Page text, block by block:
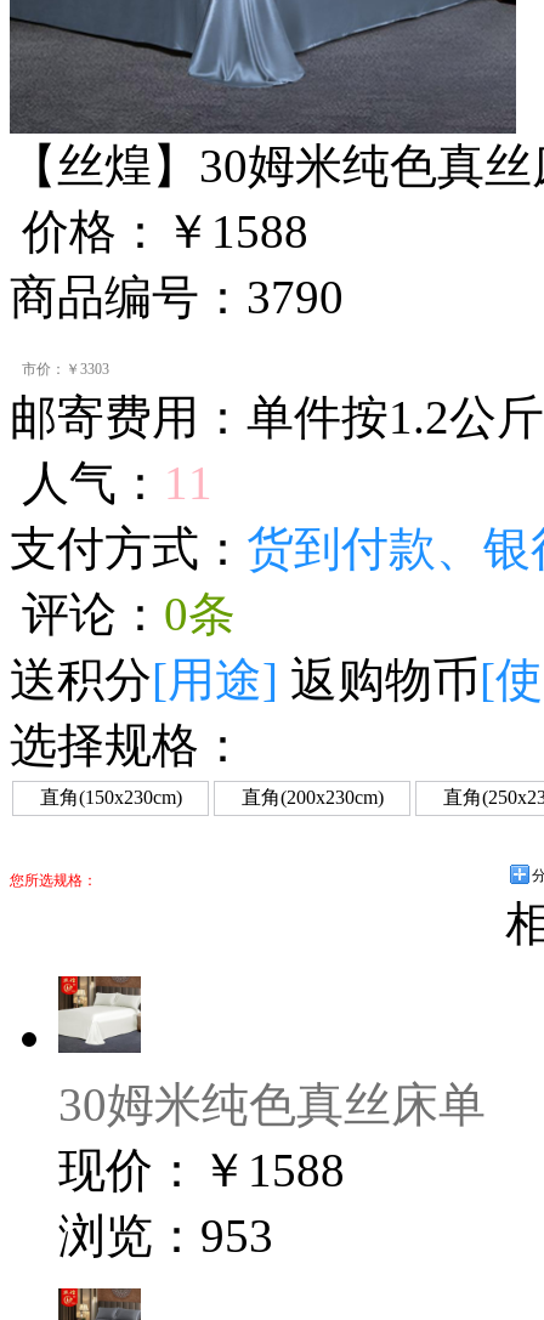
【丝煌】30姆米纯色真丝
价格：
￥1588
商品编号：3790
市价：￥3303
邮寄费用：单件按1.2公
人气： 11
支付方式： 货到付款、
评论： 0条
送积分[用途] 返购物币[
选择规格：
直角(150x230cm) 直角(200x230cm) 直角
您所选规格：
30姆米纯色真丝床单
现价：￥1588
浏览：953